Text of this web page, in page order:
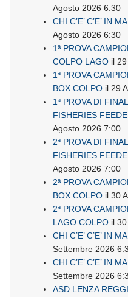
Agosto 2026 6:30
CHI C’E’ C’E’ IN
Agosto 2026 6:30
1ª PROVA
COLPO LAGO il
1ª PROVA
BOX COLPO il 29
1ª PROVA DI
FISHERIES
Agosto 2026 7:00
2ª PROVA DI
FISHERIES
Agosto 2026 7:00
2ª PROVA
BOX COLPO il 30
2ª PROVA
LAGO COLPO il
CHI C’E’ C’E’ IN
Settembre 2026
CHI C’E’ C’E’ IN
Settembre 2026
ASD LENZA